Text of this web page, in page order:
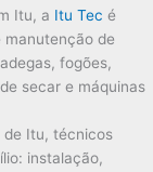
Itu, a Itu Tec é
manutenção de
fogões,
secar e máquinas
de Itu, técnicos
instalação,